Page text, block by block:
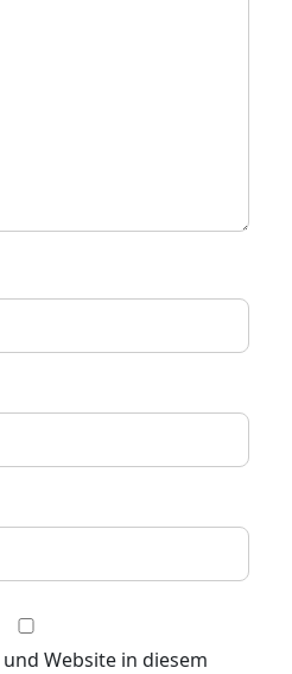
Website in diesem